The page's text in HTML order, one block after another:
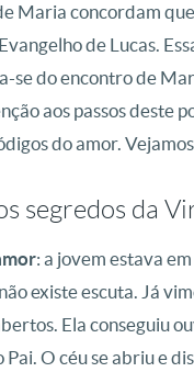
Maria concordam
de Lucas.
se do encontro de
aos passos deste
do amor.
segredos da
: a jovem estava
existe escuta. Já
Ela conseguiu
O céu se abriu e